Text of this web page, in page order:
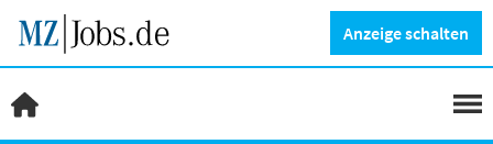
Anzeige schalten